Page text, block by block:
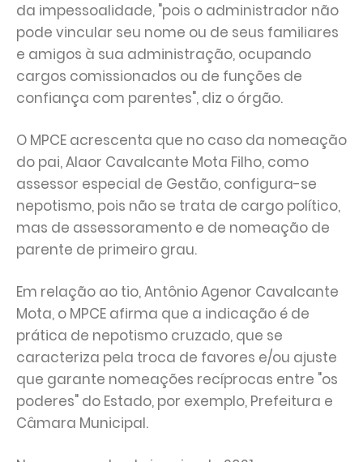
da impessoalidade, "pois o administrador não
pode vincular seu nome ou de seus familiares
e amigos à sua administração, ocupando
cargos comissionados ou de funções de
confiança com parentes", diz o órgão.
O MPCE acrescenta que no caso da nomeação
do pai, Alaor Cavalcante Mota Filho, como
assessor especial de Gestão, configura-se
nepotismo, pois não se trata de cargo político,
mas de assessoramento e de nomeação de
parente de primeiro grau.
Em relação ao tio, Antônio Agenor Cavalcante
Mota, o MPCE afirma que a indicação é de
prática de nepotismo cruzado, que se
caracteriza pela troca de favores e/ou ajuste
que garante nomeações recíprocas entre "os
poderes" do Estado, por exemplo, Prefeitura e
Câmara Municipal.